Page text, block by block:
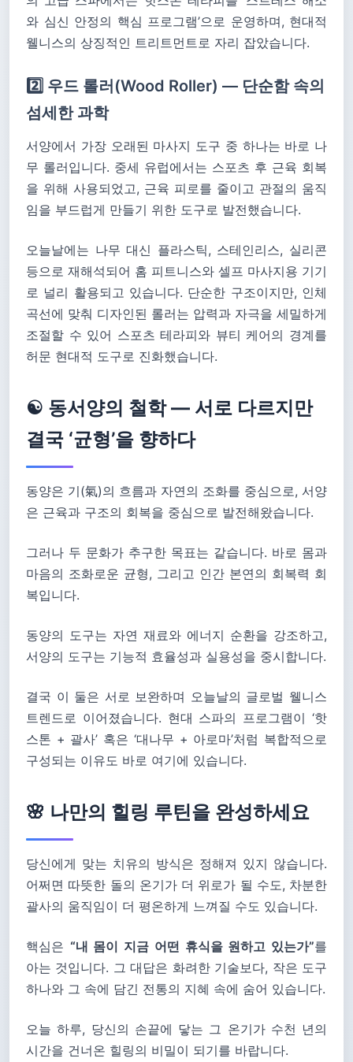
와 심신 안정의 핵심 프로그램’으로 운영하며, 현대적
웰니스의 상징적인 트리트먼트로 자리 잡았습니다.
2️⃣ 우드 롤러(Wood Roller) — 단순함 속의
섬세한 과학
서양에서 가장 오래된 마사지 도구 중 하나는 바로 나
무 롤러입니다. 중세 유럽에서는 스포츠 후 근육 회복
을 위해 사용되었고, 근육 피로를 줄이고 관절의 움직
임을 부드럽게 만들기 위한 도구로 발전했습니다.
오늘날에는 나무 대신 플라스틱, 스테인리스, 실리콘
등으로 재해석되어 홈 피트니스와 셀프 마사지용 기기
로 널리 활용되고 있습니다. 단순한 구조이지만, 인체
곡선에 맞춰 디자인된 롤러는 압력과 자극을 세밀하게
조절할 수 있어 스포츠 테라피와 뷰티 케어의 경계를
허문 현대적 도구로 진화했습니다.
☯️ 동서양의 철학 — 서로 다르지만
결국 ‘균형’을 향하다
동양은 기(氣)의 흐름과 자연의 조화를 중심으로, 서양
은 근육과 구조의 회복을 중심으로 발전해왔습니다.
그러나 두 문화가 추구한 목표는 같습니다. 바로 몸과
마음의 조화로운 균형, 그리고 인간 본연의 회복력 회
복입니다.
동양의 도구는 자연 재료와 에너지 순환을 강조하고,
서양의 도구는 기능적 효율성과 실용성을 중시합니다.
결국 이 둘은 서로 보완하며 오늘날의 글로벌 웰니스
트렌드로 이어졌습니다. 현대 스파의 프로그램이 ‘핫
스톤 + 괄사’ 혹은 ‘대나무 + 아로마’처럼 복합적으로
구성되는 이유도 바로 여기에 있습니다.
🌸 나만의 힐링 루틴을 완성하세요
당신에게 맞는 치유의 방식은 정해져 있지 않습니다.
어쩌면 따뜻한 돌의 온기가 더 위로가 될 수도, 차분한
괄사의 움직임이 더 평온하게 느껴질 수도 있습니다.
핵심은 “내 몸이 지금 어떤 휴식을 원하고 있는가”를
아는 것입니다. 그 대답은 화려한 기술보다, 작은 도구
하나와 그 속에 담긴 전통의 지혜 속에 숨어 있습니다.
오늘 하루, 당신의 손끝에 닿는 그 온기가 수천 년의
시간을 건너온 힐링의 비밀이 되기를 바랍니다.